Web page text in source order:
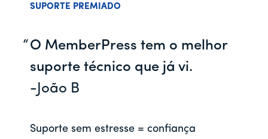
SUPORTE PREMIADO
O MemberPress tem o melhor
suporte técnico que já vi.
-João B
Suporte sem estresse = confiança